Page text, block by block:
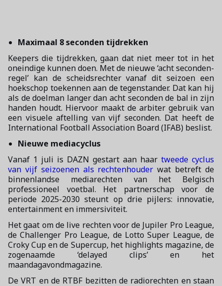
Maximaal 8 seconden tijdrekken
Keepers die tijdrekken, gaan dat niet meer tot in het
oneindige kunnen doen. Met de nieuwe ‘acht seconden-
regel’ kan de scheidsrechter vanaf dit seizoen een
hoekschop toekennen aan de tegenstander. Dat kan hij
als de doelman langer dan acht seconden de bal in zijn
handen houdt. Hiervoor maakt de arbiter gebruik van
een visuele aftelling van vijf seconden. Dat heeft de
International Football Association Board (IFAB) beslist.
Nieuwe mediacyclus
Vanaf 1 juli is DAZN gestart aan haar tweede cyclus
van vijf seizoenen als rechtenhouder wat betreft de
binnenlandse mediarechten van het Belgisch
professioneel voetbal. Het partnerschap voor de
periode 2025-2030 steunt op drie pijlers: innovatie,
entertainment en immersiviteit.
Het gaat om de live rechten voor de Jupiler Pro League,
de Challenger Pro League, de Lotto Super League, de
Croky Cup en de Supercup, het highlights magazine, de
zogenaamde ‘delayed clips’ en het
maandagavondmagazine.
De VRT en de RTBF bezitten de radiorechten en staan